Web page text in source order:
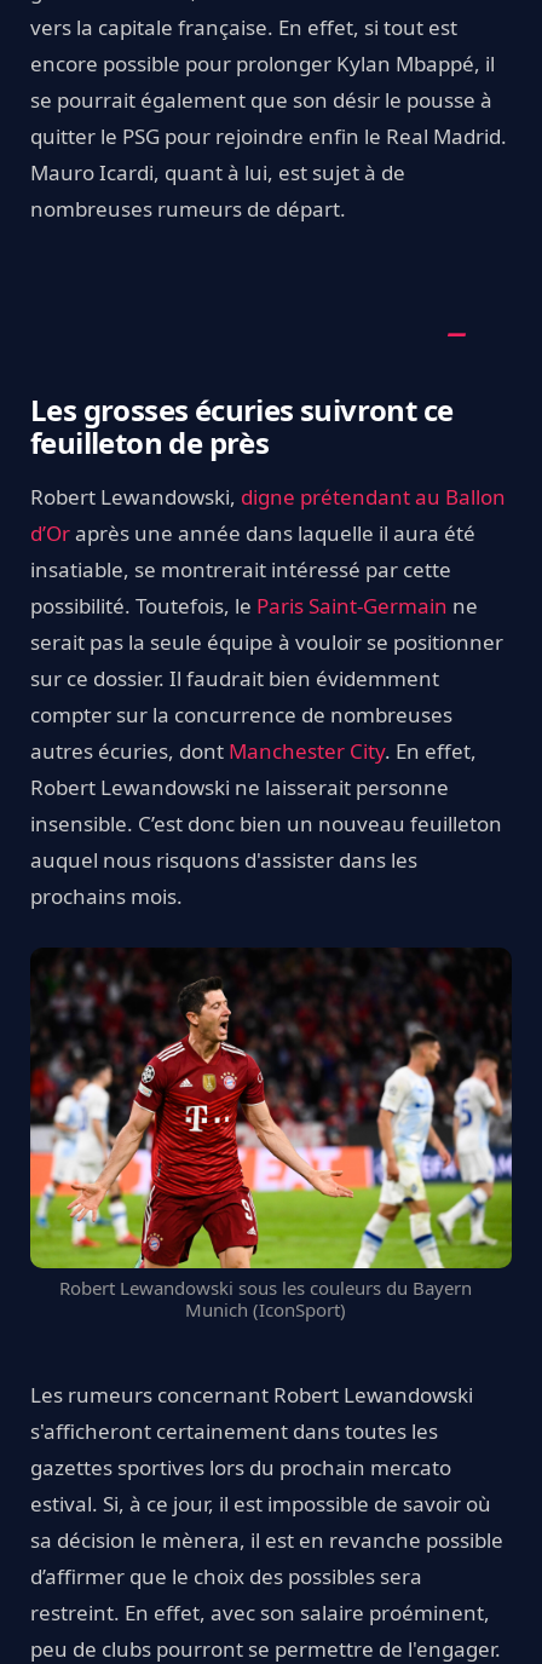
vers la capitale française. En effet, si tout est
encore possible pour prolonger Kylan Mbappé, il
se pourrait également que son désir le pousse à
quitter le PSG pour rejoindre enfin le Real Madrid.
Mauro Icardi, quant à lui, est sujet à de
nombreuses rumeurs de départ.
Les grosses écuries suivront ce
feuilleton de près
Robert Lewandowski, digne prétendant au Ballon
d’Oraprès une année dans laquelle il aura été
insatiable, se montrerait intéressé par cette
possibilité. Toutefois, le Paris Saint-Germain ne
serait pas la seule équipe à vouloir se positionner
sur ce dossier. Il faudrait bien évidemment
compter sur la concurrence de nombreuses
autres écuries, dont Manchester City. En effet,
Robert Lewandowski ne laisserait personne
insensible. C’est donc bien un nouveau feuilleton
auquel nous risquons d'assister dans les
prochains mois.
Robert Lewandowski sous les couleurs du Bayern
Munich (IconSport)
Les rumeurs concernant Robert Lewandowski
s'afficheront certainement dans toutes les
gazettes sportives lors du prochain mercato
estival. Si, à ce jour, il est impossible de savoir où
sa décision le mènera, il est en revanche possible
d’affirmer que le choix des possibles sera
restreint. En effet, avec son salaire proéminent,
peu de clubs pourront se permettre de l'engager.